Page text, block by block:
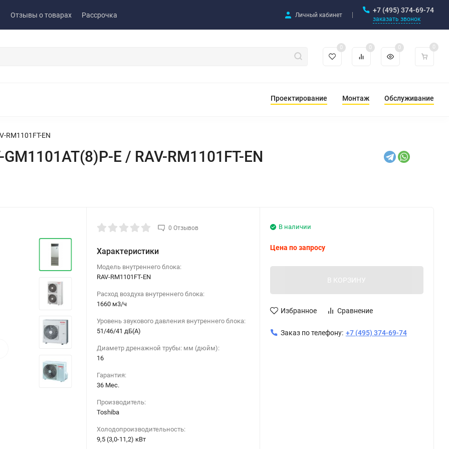
Отзывы о товарах Рассрочка Личный кабинет
+7 (495) 374-69-74
заказать звонок
0 0 0 0
Проектирование Монтаж Обслуживание
RM1101FT-EN
GM1101AT(8)P-E / RAV-RM1101FT-EN
0 Отзывов
Характеристики
Модель внутреннего блока:
RAV-RM1101FT-EN
Расход воздуха внутреннего блока:
1660 м3/ч
Уровень звукового давления внутреннего блока:
51/46/41 дБ(А)
Диаметр дренажной трубы: мм (дюйм):
16
Гарантия:
36 Мес.
Производитель:
Toshiba
Холодопроизводительность:
9,5 (3,0-11,2) кВт
В наличии
Цена по запросу
В КОРЗИНУ
Избранное Сравнение
Заказ по телефону: +7 (495) 374-69-74